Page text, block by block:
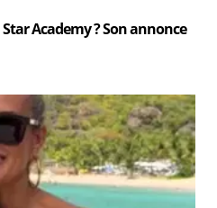
Academy ? Son annonce